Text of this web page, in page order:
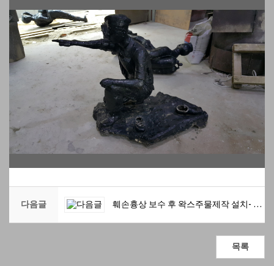
다음글 훼손흉상 보수 후 왁스주물제작 설치- 태광중학교
목록